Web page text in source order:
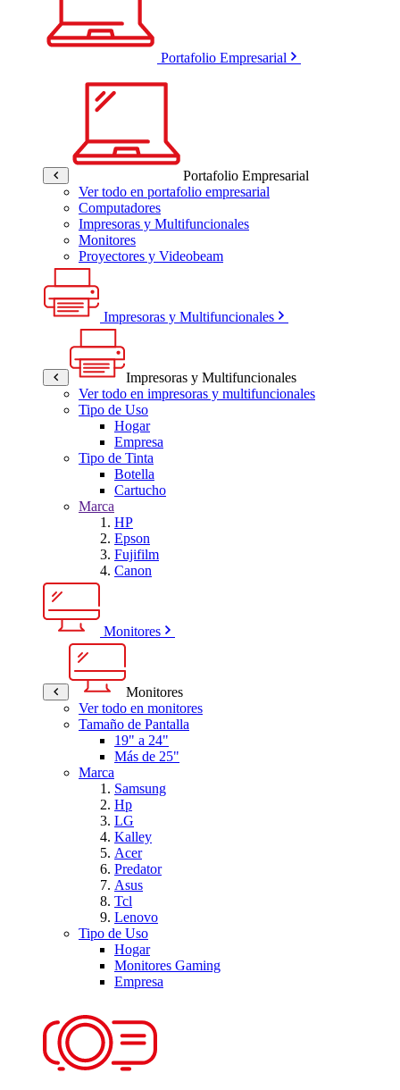
Portafolio Empresarial
Portafolio Empresarial
Ver todo en portafolio empresarial
Computadores
Impresoras y Multifuncionales
Monitores
Proyectores y Videobeam
Impresoras y Multifuncionales
Impresoras y Multifuncionales
Ver todo en impresoras y multifuncionales
Tipo de Uso
Hogar
Empresa
Tipo de Tinta
Botella
Cartucho
Marca
HP
Epson
Fujifilm
Canon
Monitores
Monitores
Ver todo en monitores
Tamaño de Pantalla
19" a 24"
Más de 25"
Marca
Samsung
Hp
LG
Kalley
Acer
Predator
Asus
Tcl
Lenovo
Tipo de Uso
Hogar
Monitores Gaming
Empresa